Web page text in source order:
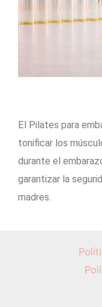
El Pilates para
tonificar los
durante el
garantizar la
madres.